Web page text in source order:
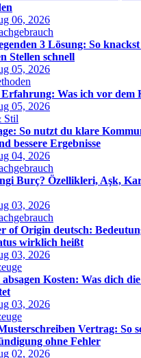
06, 2026
3 Lösung: So knackst
Stellen schnell
05, 2026
Was ich vor dem
05, 2026
Stil
So nutzt du klare
bessere Ergebnisse
04, 2026
Burç? Özellikleri, Aşk,
03, 2026
of Origin deutsch:
wirklich heißt
03, 2026
Kosten: Was dich
03, 2026
Vertrag: So
ohne Fehler
02, 2026